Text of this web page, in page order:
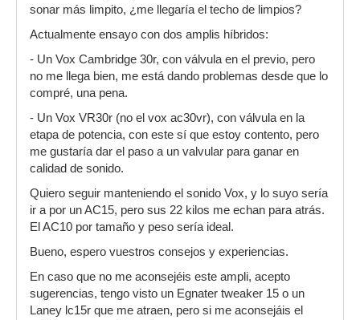
sonar más limpito, ¿me llegaría el techo de limpios?
Actualmente ensayo con dos amplis híbridos:
- Un Vox Cambridge 30r, con válvula en el previo, pero
no me llega bien, me está dando problemas desde que lo
compré, una pena.
- Un Vox VR30r (no el vox ac30vr), con válvula en la
etapa de potencia, con este sí que estoy contento, pero
me gustaría dar el paso a un valvular para ganar en
calidad de sonido.
Quiero seguir manteniendo el sonido Vox, y lo suyo sería
ir a por un AC15, pero sus 22 kilos me echan para atrás.
El AC10 por tamaño y peso sería ideal.
Bueno, espero vuestros consejos y experiencias.
En caso que no me aconsejéis este ampli, acepto
sugerencias, tengo visto un Egnater tweaker 15 o un
Laney lc15r que me atraen, pero si me aconsejáis el